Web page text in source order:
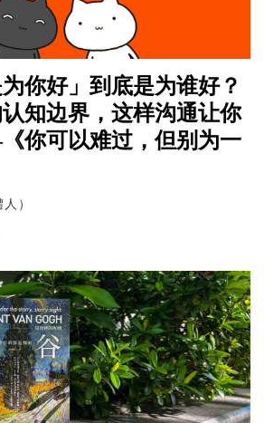
为你好」到底是为谁好？
知边界，这样沟通让你
你可以难过，但别为一
）